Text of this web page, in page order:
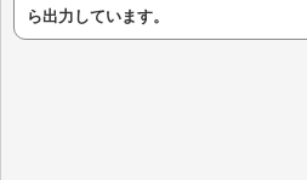
ら出力しています。